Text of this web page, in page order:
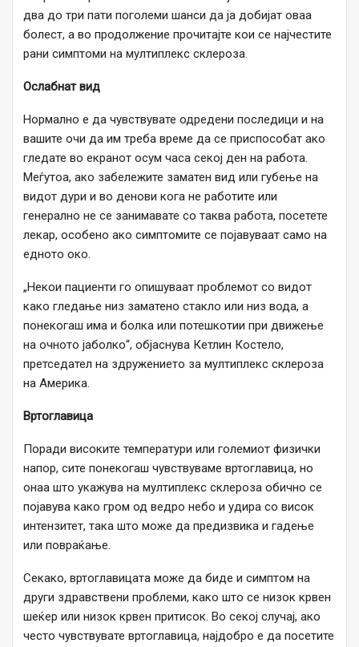
два до три пати поголеми шанси да ја добијат оваа
болест, а во продолжение прочитајте кои се најчестите
рани симптоми на мултиплекс склероза.
Ослабнат вид
Нормално е да чувствувате одредени последици и на
вашите очи да им треба време да се приспособат ако
гледате во екранот осум часа секој ден на работа.
Меѓутоа, ако забележите заматен вид или губење на
видот дури и во денови кога не работите или
генерално не се занимавате со таква работа, посетете
лекар, особено ако симптомите се појавуваат само на
едното око.
„Некои пациенти го опишуваат проблемот со видот
како гледање низ заматено стакло или низ вода, а
понекогаш има и болка или потешкотии при движење
на очното јаболко“, објаснува Кетлин Костело,
претседател на здружението за мултиплекс склероза
на Америка.
Вртоглавица
Поради високите температури или големиот физички
напор, сите понекогаш чувствуваме вртоглавица, но
онаа што укажува на мултиплекс склероза обично се
појавува како гром од ведро небо и удира со висок
интензитет, така што може да предизвика и гадење
или повраќање.
Секако, вртоглавицата може да биде и симптом на
други здравствени проблеми, како што се низок крвен
шеќер или низок крвен притисок. Во секој случај, ако
често чувствувате вртоглавица, најдобро е да посетите